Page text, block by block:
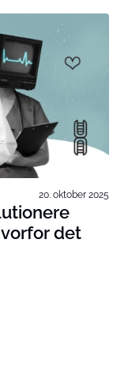
20. oktober 2025
det